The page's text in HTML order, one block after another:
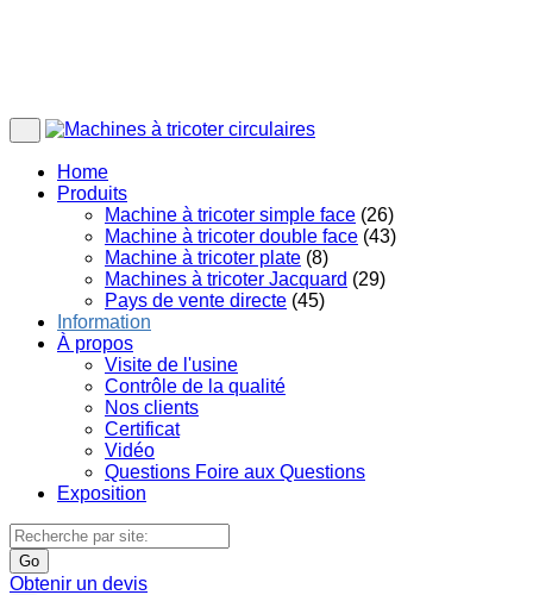
Home
Produits
Machine à tricoter simple face (26)
Machine à tricoter double face (43)
Machine à tricoter plate (8)
Machines à tricoter Jacquard (29)
Pays de vente directe (45)
Information
À propos
Visite de l'usine
Contrôle de la qualité
Nos clients
Certificat
Vidéo
Questions Foire aux Questions
Exposition
Go
Obtenir un devis